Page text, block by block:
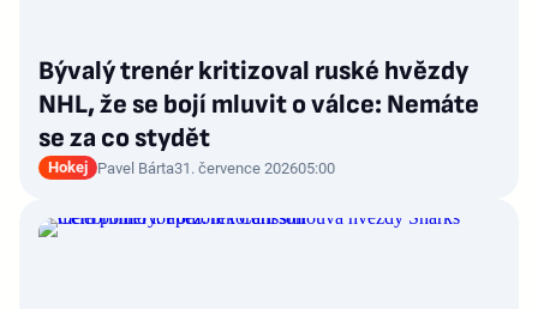
Bývalý trenér kritizoval ruské hvězdy
NHL, že se bojí mluvit o válce: Nemáte
se za co stydět
Hokej Pavel Bárta31. července 202605:00